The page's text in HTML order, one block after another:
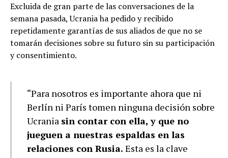
Excluida de gran parte de las conversaciones de la
semana pasada, Ucrania ha pedido y recibido
repetidamente garantías de sus aliados de que no se
tomarán decisiones sobre su futuro sin su participación
y consentimiento.
“Para nosotros es importante ahora que ni
Berlín ni París tomen ninguna decisión sobre
Ucrania sin contar con ella, y que no
jueguen a nuestras espaldas en las
relaciones con Rusia. Esta es la clave